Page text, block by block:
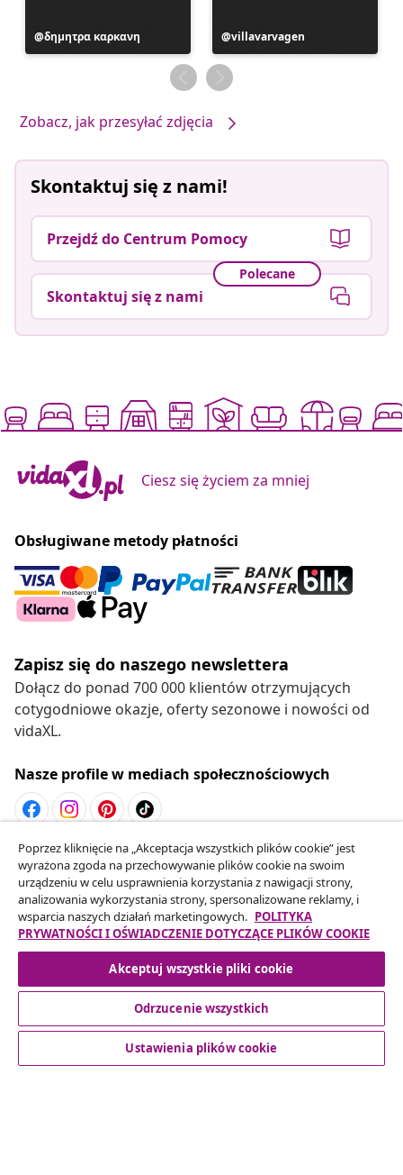
Post
opublikowany
δημητρα καρκανη
Post
opublikowany
przez
villavarvagen
Zobacz, jak przesyłać zdjęcia
Skontaktuj się z nami!
Przejdź do Centrum Pomocy
Polecane
Skontaktuj się z nami
Ciesz się życiem za mniej
Obsługiwane metody płatności
Zapisz się do naszego newslettera
Dołącz do ponad 700 000 klientów otrzymujących
cotygodniowe okazje, oferty sezonowe i nowości od
vidaXL.
Nasze profile w mediach społecznościowych
Odstąpienie od umowy
Złóż wniosek o odstąpienie od umowy dotyczącej
Twojego zamówienia.
Odstąpienie od umowy
Obsługa Klienta
Poprzez kliknięcie na „Akceptacja wszystkich plików cookie” jest
wyrażona zgoda na przechowywanie plików cookie na swoim
urządzeniu w celu usprawnienia korzystania z nawigacji strony,
analizowania wykorzystania strony, spersonalizowane reklamy, i
wsparcia naszych działań marketingowych. POLITYKA
PRYWATNOŚCI I OŚWIADCZENIE DOTYCZĄCE PLIKÓW COOKIE
Akceptuj wszystkie pliki cookie
Odrzucenie wszystkich
Ustawienia plików cookie